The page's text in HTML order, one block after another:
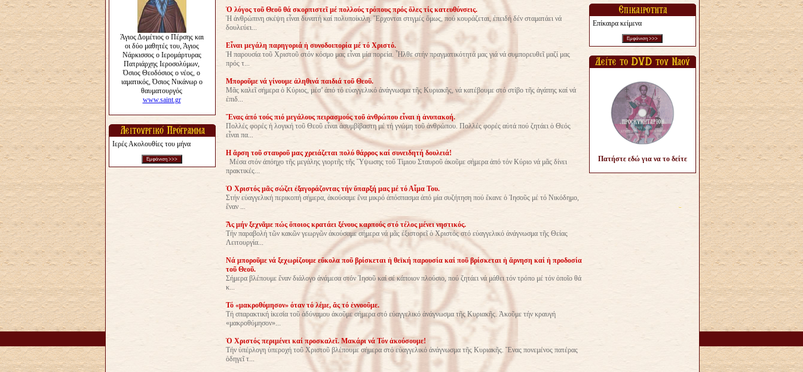
Ιερές Ακολουθίες του μήνα
Ὁ λόγος τοῦ Θεοῦ θά σκορπιστεῖ μέ πολλούς τρόπους πρός ὅλες τίς κατευθύνσεις.
Ἡ ἀνθρώπινη σκέψη εἶναι δυνατή καί πολυποίκιλη. Ἔρχονται στιγμές ὅμως, πού κουράζεται, ἐπειδή δέν σταματάει νά
δουλεύει...
Εἶναι μεγάλη παρηγοριά ἡ συνοδοιπορία μέ τό Χριστό.
Ἡ παρουσία τοῦ Χριστοῦ στόν κόσμο μας εἶναι μία πορεία. Ἦλθε στήν πραγματικότητά μας γιά νά συμπορευθεῖ μαζί μας
πρός τ...
Μποροῦμε νά γίνουμε ἀληθινά παιδιά τοῦ Θεοῦ.
Μᾶς καλεῖ σήμερα ὁ Κύριος, μέσ’ ἀπό τό εὐαγγελικό ἀνάγνωσμα τῆς Κυριακῆς, νά κατέβουμε στό στίβο τῆς ἀγάπης καί νά
ἐπιδ...
Ἕνας ἀπό τούς πιό μεγάλους πειρασμούς τοῦ ἀνθρώπου εἶναι ἡ ἀνυπακοή.
Πολλές φορές ἡ λογική τοῦ Θεοῦ εἶναι ἀσυμβίβαστη μέ τή γνώμη τοῦ ἀνθρώπου. Πολλές φορές αὐτά πού ζητάει ὁ Θεός
εἶναι πα...
Η ἄρση τοῦ σταυροῦ μας χρειάζεται πολύ θάρρος καί συνειδητή δουλειά!
Μέσα στόν ἀπόηχο τῆς μεγάλης γιορτῆς τῆς Ὕψωσης τοῦ Τίμιου Σταυροῦ ἀκοῦμε σήμερα ἀπό τόν Κύριο νά μᾶς δίνει
πρακτικές...
Ὁ Χριστός μᾶς σώζει ἐξαγοράζοντας τήν ὕπαρξή μας μέ τό Αἷμα Του.
Στήν εὐαγγελική περικοπή σήμερα, ἀκούσαμε ἕνα μικρό ἀπόσπασμα ἀπό μία συζήτηση πού ἔκανε ὁ Ἰησοῦς μέ τό Νικόδημο,
ἕναν ...
Ἄς μήν ξεχνᾶμε πώς ὅποιος κρατάει ξένους καρπούς στό τέλος μένει νηστικός.
Τήν παραβολή τῶν κακῶν γεωργῶν ἀκούσαμε σήμερα νά μᾶς ἐξιστορεῖ ὁ Χριστός στό εὐαγγελικό ἀνάγνωσμα τῆς Θείας
Λειτουργία...
Νά μποροῦμε νά ξεχωρίζουμε εὔκολα ποῦ βρίσκεται ἡ θεϊκή παρουσία καί ποῦ βρίσκεται ἡ ἄρνηση καί ἡ προδοσία
τοῦ Θεοῦ.
Σήμερα βλέπουμε ἕναν διάλογο ἀνάμεσα στόν Ἰησοῦ καί σέ κάποιον πλούσιο, πού ζητάει νά μάθει τόν τρόπο μέ τόν ὁποῖο θά
κ...
Τό «μακροθύμησον» όταν τό λέμε, ἄς τό ἐννοοῦμε.
Τή σπαρακτική ἱκεσία τοῦ ἀδύναμου ἀκοῦμε σήμερα στό εὐαγγελικό ἀνάγνωσμα τῆς Κυριακῆς. Ἀκοῦμε τήν κραυγή
«μακροθύμησον»...
Ὁ Χριστός περιμένει καί προσκαλεῖ. Μακάρι νά Τόν ἀκούσουμε!
Τήν ὑπέρλογη ὑπεροχή τοῦ Χριστοῦ βλέπουμε σήμερα στό εὐαγγελικό ἀνάγνωσμα τῆς Κυριακῆς. Ἕνας πονεμένος πατέρας
ὁδηγεῖ τ...
Επίκαιρα κείμενα
Πατήστε εδώ για να το δείτε